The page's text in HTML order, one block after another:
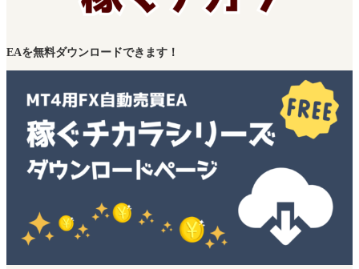
EAを無料ダウンロードできます！